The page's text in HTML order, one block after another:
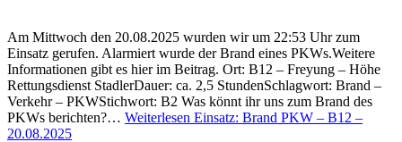
Am Mittwoch den 20.08.2025 wurden wir um 22:53 Uhr zum
Einsatz gerufen. Alarmiert wurde der Brand eines PKWs.Weitere
Informationen gibt es hier im Beitrag. Ort: B12 – Freyung – Höhe
Rettungsdienst StadlerDauer: ca. 2,5 StundenSchlagwort: Brand –
Verkehr – PKWStichwort: B2 Was könnt ihr uns zum Brand des
PKWs berichten?… Weiterlesen Einsatz: Brand PKW – B12 –
20.08.2025